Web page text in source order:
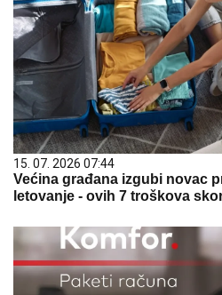
15. 07. 2026 07:44
Većina građana izgubi novac
letovanje - ovih 7 troškova